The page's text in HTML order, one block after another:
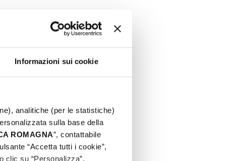
Informazioni sui cookie
analitiche (per le statistiche)
sulla base della
ROMAGNA”, contattabile
“Accetta tutti i cookie”,
clic su “Personalizza”.
Sie
bis